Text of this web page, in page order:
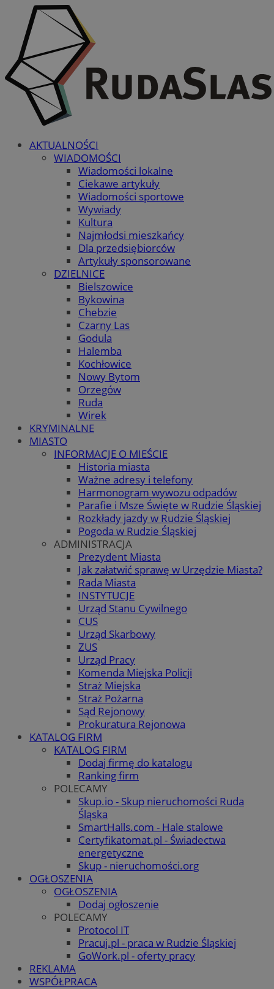
AKTUALNOŚCI
WIADOMOŚCI
Wiadomości lokalne
Ciekawe artykuły
Wiadomości sportowe
Wywiady
Kultura
Najmłodsi mieszkańcy
Dla przedsiębiorców
Artykuły sponsorowane
DZIELNICE
Bielszowice
Bykowina
Chebzie
Czarny Las
Godula
Halemba
Kochłowice
Nowy Bytom
Orzegów
Ruda
Wirek
KRYMINALNE
MIASTO
INFORMACJE O MIEŚCIE
Historia miasta
Ważne adresy i telefony
Harmonogram wywozu odpadów
Parafie i Msze Święte w Rudzie Śląskiej
Rozkłady jazdy w Rudzie Śląskiej
Pogoda w Rudzie Śląskiej
ADMINISTRACJA
Prezydent Miasta
Jak załatwić sprawę w Urzędzie Miasta?
Rada Miasta
INSTYTUCJE
Urząd Stanu Cywilnego
CUS
Urząd Skarbowy
ZUS
Urząd Pracy
Komenda Miejska Policji
Straż Miejska
Straż Pożarna
Sąd Rejonowy
Prokuratura Rejonowa
KATALOG FIRM
KATALOG FIRM
Dodaj firmę do katalogu
Ranking firm
POLECAMY
Skup.io - Skup nieruchomości Ruda
Śląska
SmartHalls.com - Hale stalowe
Certyfikatomat.pl - Świadectwa
energetyczne
Skup - nieruchomości.org
OGŁOSZENIA
OGŁOSZENIA
Dodaj ogłoszenie
POLECAMY
Protocol IT
Pracuj.pl - praca w Rudzie Śląskiej
GoWork.pl - oferty pracy
REKLAMA
WSPÓŁPRACA